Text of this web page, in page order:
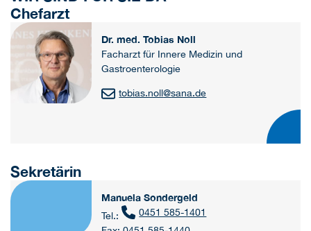
Chefarzt
Dr. med. Tobias Noll
Facharzt für Innere Medizin und
Gastroenterologie
tobias.noll@sana.de
Sekretärin
Manuela Sondergeld
Tel.:
0451 585-1401